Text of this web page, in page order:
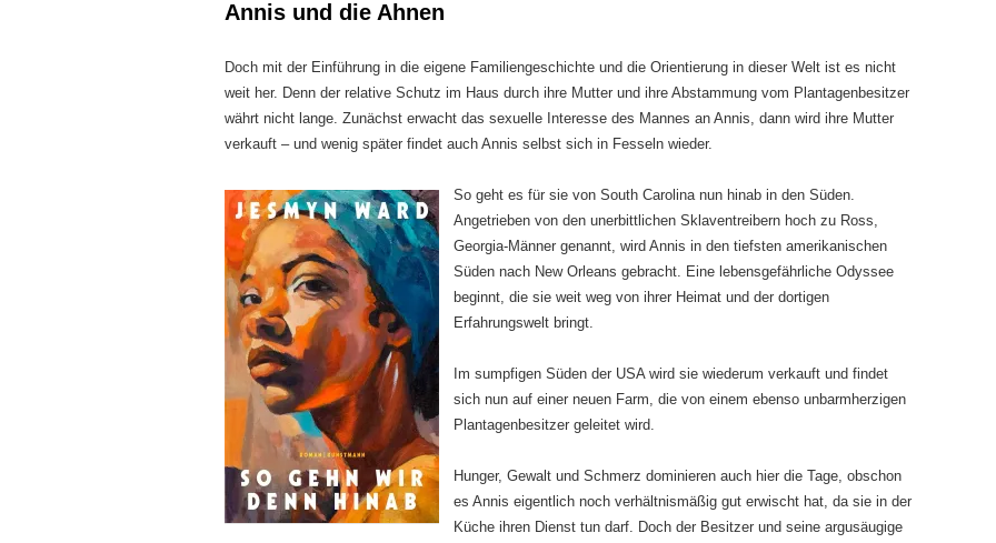
Annis und die Ahnen
Doch mit der Einführung in die eigene Familiengeschichte und die Orientierung in dieser Welt ist es nicht
weit her. Denn der relative Schutz im Haus durch ihre Mutter und ihre Abstammung vom Plantagenbesitzer
währt nicht lange. Zunächst erwacht das sexuelle Interesse des Mannes an Annis, dann wird ihre Mutter
verkauft – und wenig später findet auch Annis selbst sich in Fesseln wieder.
So geht es für sie von South Carolina nun hinab in den Süden.
Angetrieben von den unerbittlichen Sklaventreibern hoch zu Ross,
Georgia-Männer genannt, wird Annis in den tiefsten amerikanischen
Süden nach New Orleans gebracht. Eine lebensgefährliche Odyssee
beginnt, die sie weit weg von ihrer Heimat und der dortigen
Erfahrungswelt bringt.
Im sumpfigen Süden der USA wird sie wiederum verkauft und findet
sich nun auf einer neuen Farm, die von einem ebenso unbarmherzigen
Plantagenbesitzer geleitet wird.
Hunger, Gewalt und Schmerz dominieren auch hier die Tage, obschon
es Annis eigentlich noch verhältnismäßig gut erwischt hat, da sie in der
Küche ihren Dienst tun darf. Doch der Besitzer und seine argusäugige